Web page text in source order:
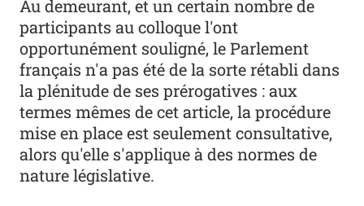
Au demeurant, et un certain nombre de
participants au colloque l'ont
opportunément souligné, le Parlement
français n'a pas été de la sorte rétabli dans
la plénitude de ses prérogatives : aux
termes mêmes de cet article, la procédure
mise en place est seulement consultative,
alors qu'elle s'applique à des normes de
nature législative.